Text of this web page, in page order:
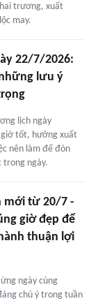
trương, xuất
may.
22/7/2026:
lưu ý
lịch ngày
tốt, hướng xuất
nên làm để đón
trong ngày.
mới từ 20/7 -
giờ đẹp để
thuận lợi
ngày cùng
chú ý trong tuần